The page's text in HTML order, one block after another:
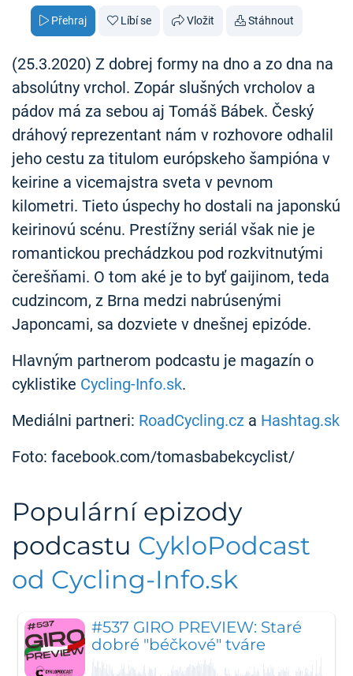
Přehraj Líbí se Vložit Stáhnout
(25.3.2020) Z dobrej formy na dno a zo dna na
absolútny vrchol. Zopár slušných vrcholov a
pádov má za sebou aj Tomáš Bábek. Český
dráhový reprezentant nám v rozhovore odhalil
jeho cestu za titulom európskeho šampióna v
keirine a vicemajstra sveta v pevnom
kilometri. Tieto úspechy ho dostali na japonskú
keirinovú scénu. Prestížny seriál však nie je
romantickou prechádzkou pod rozkvitnutými
čerešňami. O tom aké je to byť gaijinom, teda
cudzincom, z Brna medzi nabrúsenými
Japoncami, sa dozviete v dnešnej epizóde.
Hlavným partnerom podcastu je magazín o
cyklistike Cycling-Info.sk.
Mediálni partneri: RoadCycling.cz a Hashtag.sk
Foto: facebook.com/tomasbabekcyclist/
Populární epizody
podcastu CykloPodcast
od Cycling-Info.sk
#537 GIRO PREVIEW: Staré
dobré "béčkové" tváre